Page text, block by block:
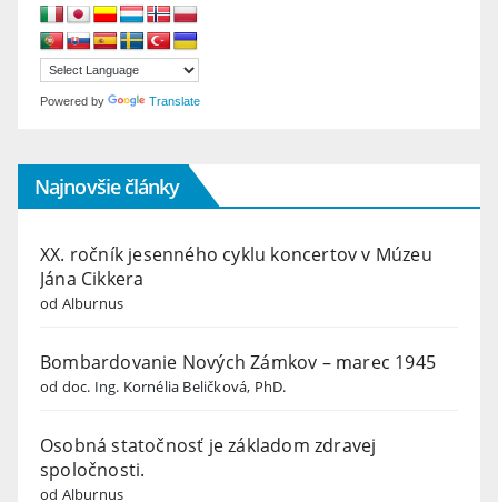
Powered by Translate
Najnovšie články
XX. ročník jesenného cyklu koncertov v Múzeu
Jána Cikkera
od Alburnus
Bombardovanie Nových Zámkov – marec 1945
od doc. Ing. Kornélia Beličková, PhD.
Osobná statočnosť je základom zdravej
spoločnosti.
od Alburnus